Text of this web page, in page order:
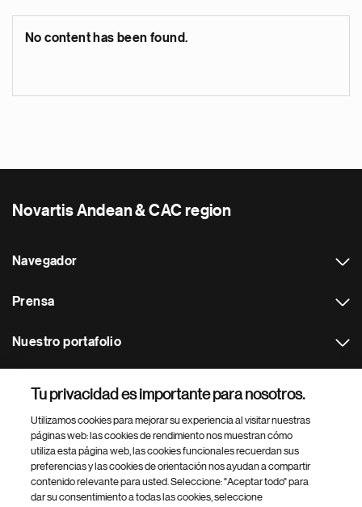
No content has been found.
Novartis Andean & CAC region
Navegador
Prensa
Nuestro portafolio
Footer Site Search
Tu privacidad es importante para nosotros.
Utilizamos cookies para mejorar su experiencia al visitar nuestras
páginas web: las cookies de rendimiento nos muestran cómo
utiliza esta página web, las cookies funcionales recuerdan sus
preferencias y las cookies de orientación nos ayudan a compartir
contenido relevante para usted. Seleccione: "Aceptar todo" para
dar su consentimiento a todas las cookies, seleccione